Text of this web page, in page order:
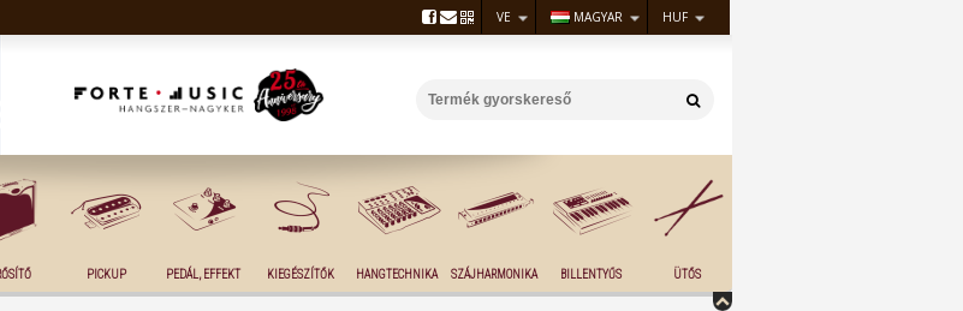
VE MAGYAR HUF
PICKUP PEDÁL, EFFEKT KIEGÉSZÍTŐK HANGTECHNIKA SZÁJHARMONIKA BILLENTYŰS ÜTŐS